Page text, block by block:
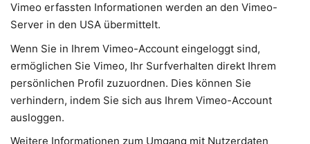
Vimeo erfassten Informationen werden an den Vimeo-
Server in den USA übermittelt.
Wenn Sie in Ihrem Vimeo-Account eingeloggt sind,
ermöglichen Sie Vimeo, Ihr Surfverhalten direkt Ihrem
persönlichen Profil zuzuordnen. Dies können Sie
verhindern, indem Sie sich aus Ihrem Vimeo-Account
ausloggen.
Weitere Informationen zum Umgang mit Nutzerdaten